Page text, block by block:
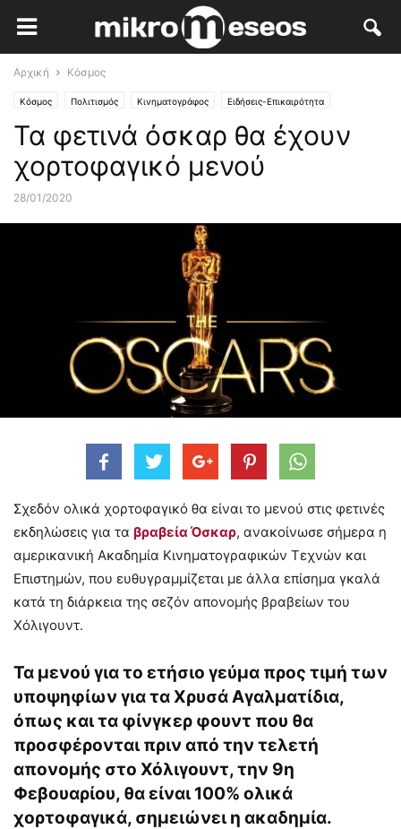
Αρχική Κόσμος
Κόσμος Πολιτισμός Κινηματογράφος Ειδήσεις-Επικαιρότητα
Τα φετινά όσκαρ θα έχουν
χορτοφαγικό μενού
28/01/2020
Σχεδόν ολικά χορτοφαγικό θα είναι το μενού στις φετινές
εκδηλώσεις για τα βραβεία Όσκαρ, ανακοίνωσε σήμερα η
αμερικανική Ακαδημία Κινηματογραφικών Τεχνών και
Επιστημών, που ευθυγραμμίζεται με άλλα επίσημα γκαλά
κατά τη διάρκεια της σεζόν απονομής βραβείων του
Χόλιγουντ.
Τα μενού για το ετήσιο γεύμα προς τιμή των
υποψηφίων για τα Χρυσά Αγαλματίδια,
όπως και τα φίνγκερ φουντ που θα
προσφέρονται πριν από την τελετή
απονομής στο Χόλιγουντ, την 9η
Φεβουαρίου, θα είναι 100% ολικά
χορτοφαγικά, σημειώνει η ακαδημία.